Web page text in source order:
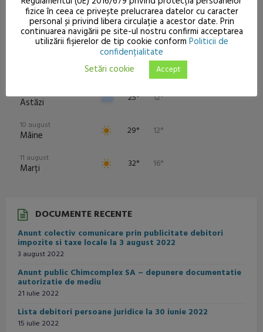
Cer fragmentat
6.5 km/h
1022mb
ACUM
20°
09:00
20°
12:00 15:00
24°
18:00 21:00
Astăzi 25° 12°
10 august
Mâine 29° 12°
11 august
Marți 32° 16°
13 august
Joi 23° 11°
14 august
Vineri
15 august
Sâmbătă
DOCUMENTE RECENTE
Anunt colectiv comunicare prin publicitate debitori
impozite si taxe locale la 3 august 2022
3 august 2022
Anunt public Chimcomplex SA – depunere documentatie
autorizatie de mediu
21 iulie 2022
Lista debitori persoane juridice la 30 iunie 2022
15 iulie 2022
fizice în ceea ce privește prelucrarea datelor cu caracter
personal și privind libera circulație a acestor date. Prin
continuarea navigării pe site-ul nostru confirmi acceptarea
utilizării fişierelor de tip cookie conform Politicii de
confidențialitate
Setări cookie
Accept